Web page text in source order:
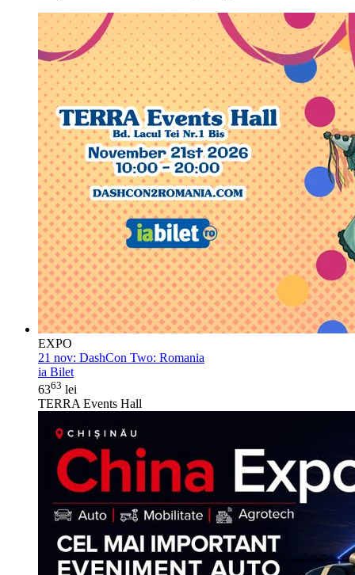
EXPO
21 nov: DashCon Two: Romania
ia Bilet
6363 lei
TERRA Events Hall